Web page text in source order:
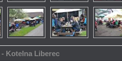
- Kotelna Liberec